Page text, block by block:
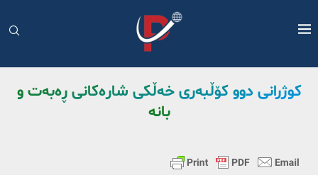
کوژرانی دوو کۆڵبەری خەڵکی شارەکانی ڕەبەت و
بانە